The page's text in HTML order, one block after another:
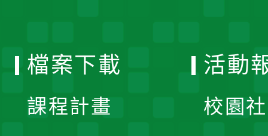
檔案下載
課程計畫
活動
校園